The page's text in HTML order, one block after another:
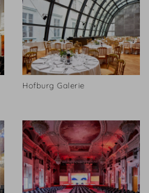
Hofburg Galerie